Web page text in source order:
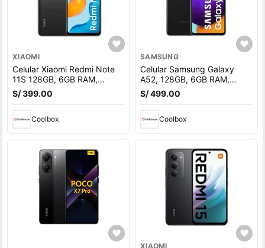
XIAOMI
Celular Xiaomi Redmi Note
11S 128GB, 6GB RAM,
cámara trasera 108MP y
frontal 16MP, 6.43"", gris
S/ 399.00
Coolbox
SAMSUNG
Celular Samsung Galaxy
A52, 128GB, 6GB RAM,
cámara trasera 64MP y
frontal 32MP, 6.5"",
S/ 499.00
Coolbox
XIAOMI